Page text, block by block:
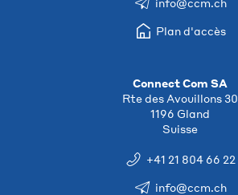
Plan d'accès
Connect Com SA
Rte des Avouillons 30
1196 Gland
Suisse
+41 21 804 66 22
info@ccm.ch